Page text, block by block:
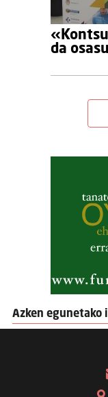
da
Azken egunetako